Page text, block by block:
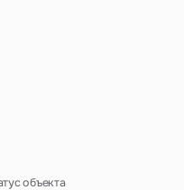
объекта